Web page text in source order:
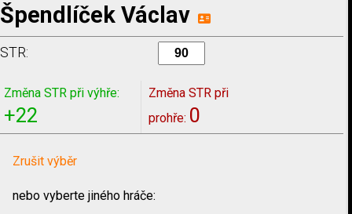
Špendlíček Václav
STR:
Změna STR při výhře:
+22
Změna STR při
prohře: 0
Zrušit výběr
nebo vyberte jiného hráče: